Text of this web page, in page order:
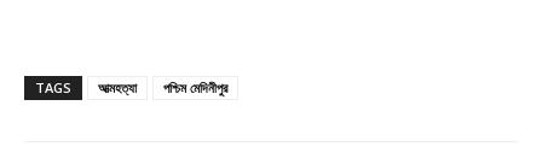
TAGS আত্মহত্যা পশ্চিম মেদিনীপুর